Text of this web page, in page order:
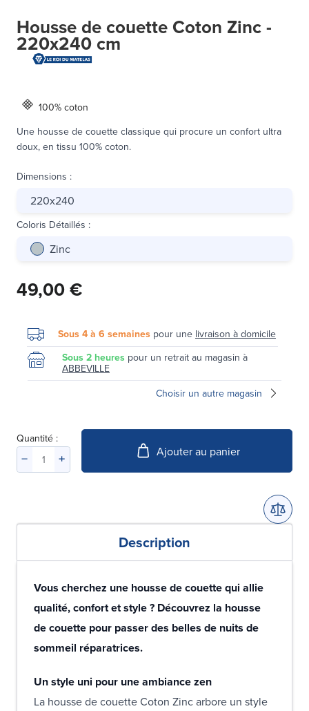
Housse de couette Coton Zinc -
220x240 cm
100% coton
Une housse de couette classique qui procure un confort ultra
doux, en tissu 100% coton.
Dimensions :
220x240
Coloris Détaillés :
Zinc
49,00 €
Sous 4 à 6 semaines pour une livraison à domicile
Sous 2 heures pour un retrait au magasin à
ABBEVILLE
Choisir un autre magasin
Quantité :
Ajouter au panier
Description
Vous cherchez une housse de couette qui allie
qualité, confort et style ? Découvrez la housse
de couette pour passer des belles de nuits de
sommeil réparatrices.
Un style uni pour une ambiance zen
La housse de couette Coton Zinc arbore un style